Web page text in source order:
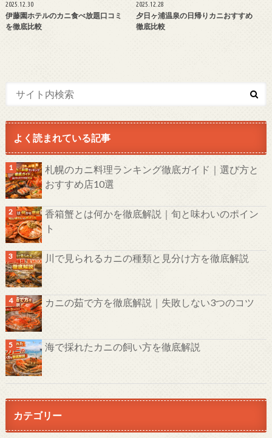
2025.12.30
伊藤園ホテルのカニ食べ放題口コミ
を徹底比較
2025.12.28
夕日ヶ浦温泉の日帰りカニおすすめ
徹底比較
よく読まれている記事
札幌のカニ料理ランキング徹底ガイド｜選び方と
おすすめ店10選
香箱蟹とは何かを徹底解説｜旬と味わいのポイン
ト
川で見られるカニの種類と見分け方を徹底解説
カニの茹で方を徹底解説｜失敗しない3つのコツ
海で採れたカニの飼い方を徹底解説
カテゴリー